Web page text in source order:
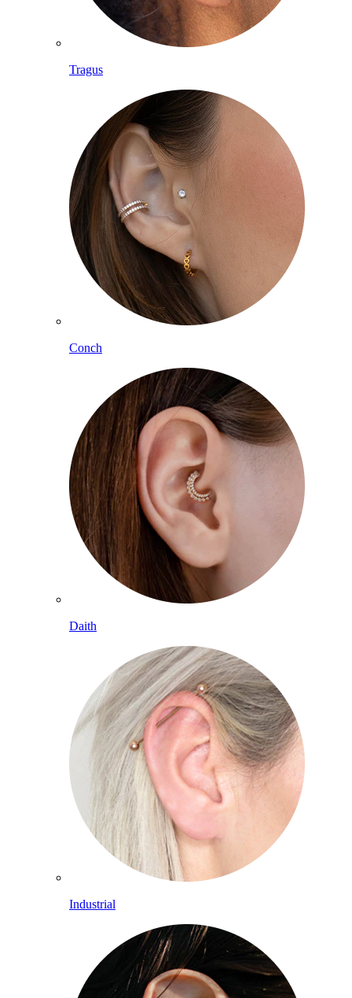
Tragus
Conch
Daith
Industrial